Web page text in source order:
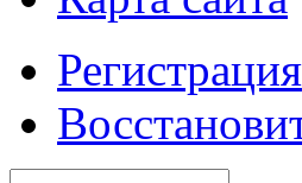
Регистрация